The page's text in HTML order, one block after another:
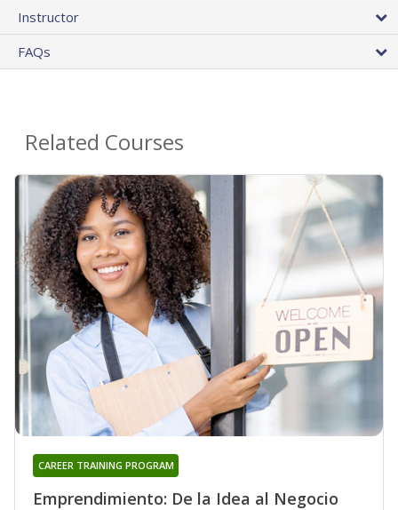
Instructor
FAQs
Related Courses
Emprendimiento: De la Idea al Negocio
CAREER TRAINING PROGRAM